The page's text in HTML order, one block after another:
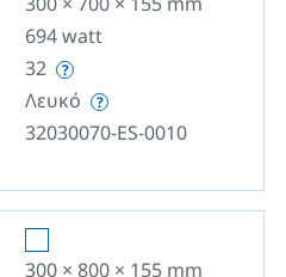
694watt
32
Λευκό
32030070-ES-0010
300 × 800 × 155 mm